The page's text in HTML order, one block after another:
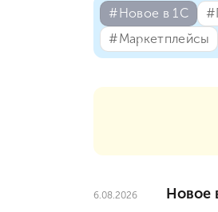
#⁣Новое в 1С
#⁣Маркетплейсы
6.08.2026 Новое